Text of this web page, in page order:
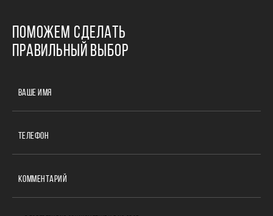
ПОМОЖЕМ СДЕЛАТЬ
ПРАВИЛЬНЫЙ ВЫБОР
ВАШЕ ИМЯ
ТЕЛЕФОН
КОММЕНТАРИЙ